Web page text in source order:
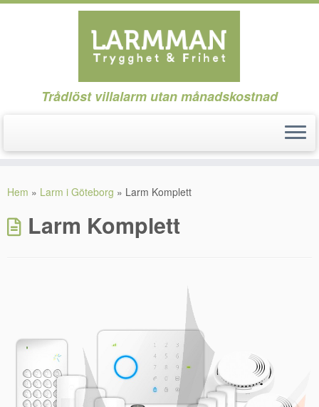
till
Trådlöst villalarm utan månadskostnad
Hem » Larm i Göteborg » Larm Komplett
Larm Komplett